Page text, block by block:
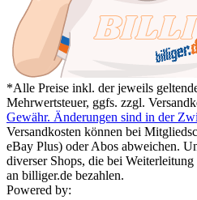
*Alle Preise inkl. der jeweils
Mehrwertsteuer, ggfs. zzgl.
Gewähr. Änderungen sind in der
Versandkosten können bei
eBay Plus) oder Abos abweichen.
diverser Shops, die bei
an billiger.de bezahlen.
Powered by: